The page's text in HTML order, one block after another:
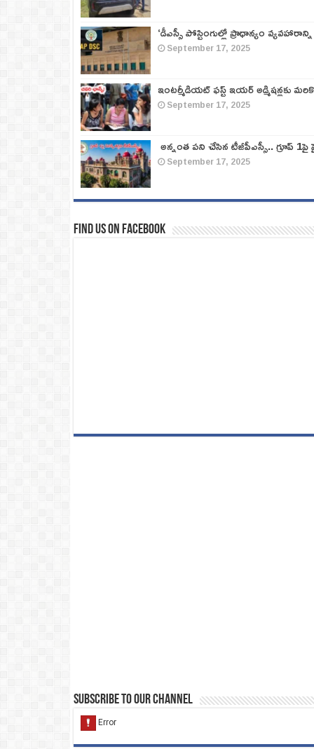
‘డీఎస్సీ పోస్టింగుల్లో ప్రాధాన్యం
September 17, 2025
ఇంటర్మీడియట్ ఫస్ట్‌ ఇయర్‌ అడ్మిషన్లకు
September 17, 2025
అన్నంత పని చేసిన టీజీపీఎస్సీ.. గ్రూప్‌
September 17, 2025
Find us on Facebook
Subscribe to our Channel